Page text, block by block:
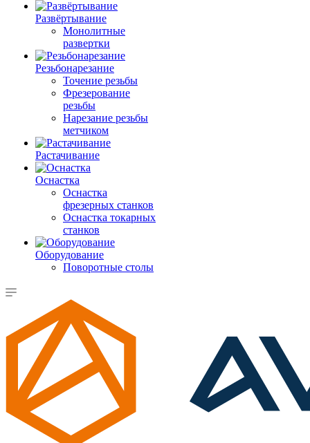
Развёртывание
Монолитные
развертки
Резьбонарезание
Точение резьбы
Фрезерование
резьбы
Нарезание резьбы
метчиком
Растачивание
Оснастка
Оснастка
фрезерных станков
Оснастка токарных
станков
Оборудование
Поворотные столы